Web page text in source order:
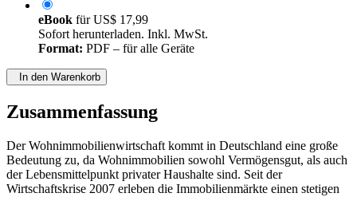
eBook fürUS$ 17,99
Sofort herunterladen. Inkl. MwSt.
Format: PDF – für alle Geräte
In den Warenkorb
Zusammenfassung
Der Wohnimmobilienwirtschaft kommt in Deutschland eine große
Bedeutung zu, da Wohnimmobilien sowohl Vermögensgut, als auch
der Lebensmittelpunkt privater Haushalte sind. Seit der
Wirtschaftskrise 2007 erleben die Immobilienmärkte einen stetigen